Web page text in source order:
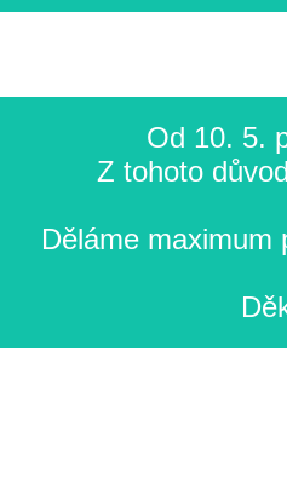
Od 10. 5.
Z tohoto
Děláme maximum